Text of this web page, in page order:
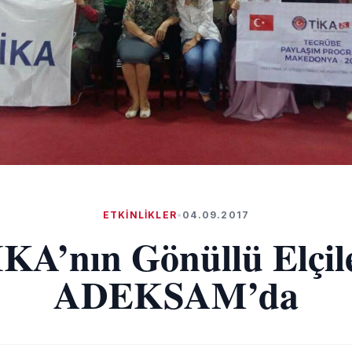
ETKINLIKLER• 04.09.2017
Gönüllü
ADEKSAM’da